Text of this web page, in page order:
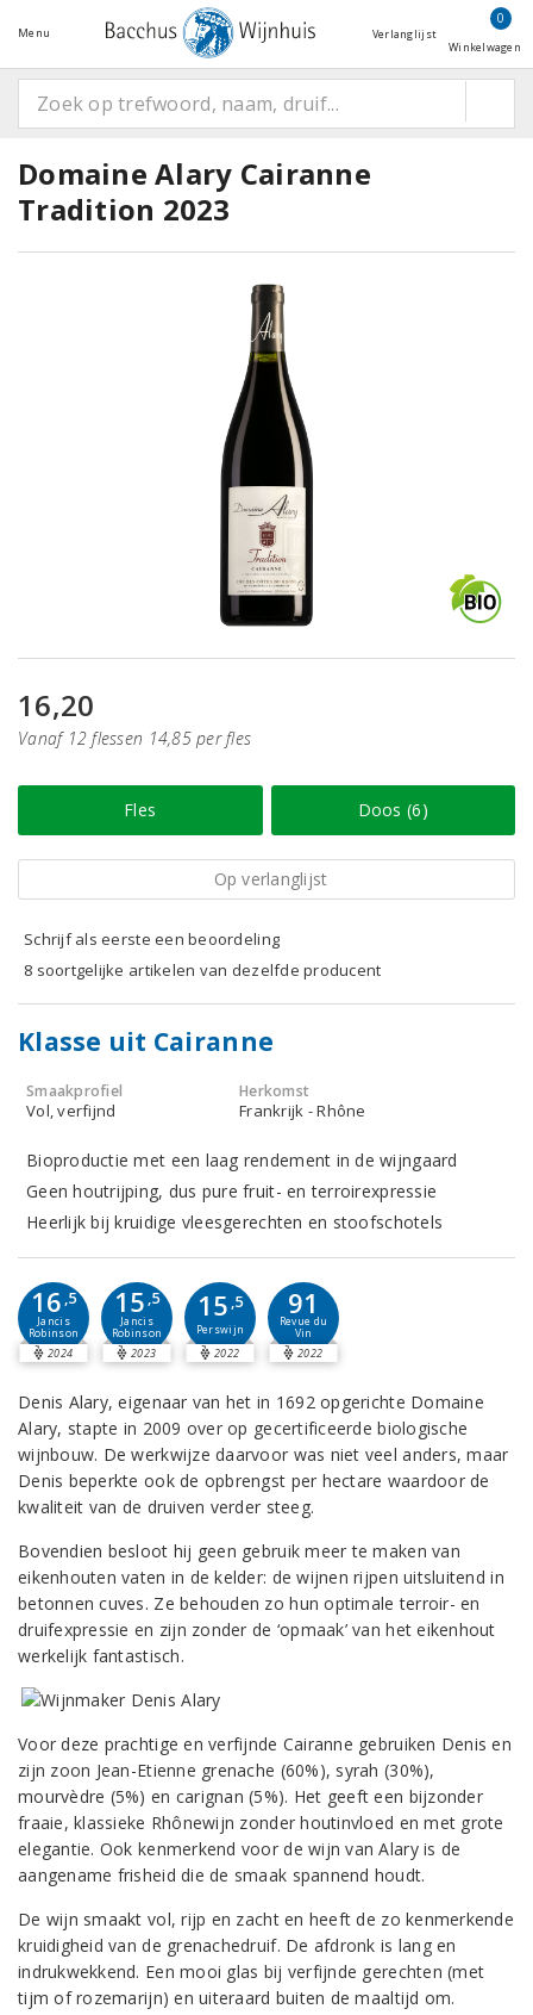
Menu Verlanglijst
0
Winkelwagen
Domaine Alary Cairanne
Tradition 2023
16,20
Vanaf 12 flessen 14,85 per fles
Fles Doos (6)
Op verlanglijst
Schrijf als eerste een beoordeling
8 soortgelijke artikelen van dezelfde producent
Klasse uit Cairanne
Smaakprofiel
Vol, verfijnd
Herkomst
Frankrijk - Rhône
Bioproductie met een laag rendement in de wijngaard
Geen houtrijping, dus pure fruit- en terroirexpressie
Heerlijk bij kruidige vleesgerechten en stoofschotels
16 ,5
Jancis
Robinson
2024
15 ,5
Jancis
Robinson
2023
15 ,5
Perswijn
2022
91
Revue du
Vin
2022
Denis Alary, eigenaar van het in 1692 opgerichte Domaine
Alary, stapte in 2009 over op gecertificeerde biologische
wijnbouw. De werkwijze daarvoor was niet veel anders, maar
Denis beperkte ook de opbrengst per hectare waardoor de
kwaliteit van de druiven verder steeg.
Bovendien besloot hij geen gebruik meer te maken van
eikenhouten vaten in de kelder: de wijnen rijpen uitsluitend in
betonnen cuves. Ze behouden zo hun optimale terroir- en
druifexpressie en zijn zonder de ‘opmaak’ van het eikenhout
werkelijk fantastisch.
Voor deze prachtige en verfijnde Cairanne gebruiken Denis en
zijn zoon Jean-Etienne grenache (60%), syrah (30%),
mourvèdre (5%) en carignan (5%). Het geeft een bijzonder
fraaie, klassieke Rhônewijn zonder houtinvloed en met grote
elegantie. Ook kenmerkend voor de wijn van Alary is de
aangename frisheid die de smaak spannend houdt.
De wijn smaakt vol, rijp en zacht en heeft de zo kenmerkende
kruidigheid van de grenachedruif. De afdronk is lang en
indrukwekkend. Een mooi glas bij verfijnde gerechten (met
tijm of rozemarijn) en uiteraard buiten de maaltijd om.